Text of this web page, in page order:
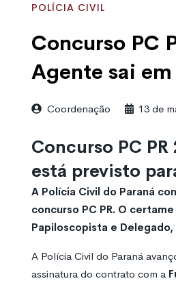
POLÍCIA CIVIL
Concurso PC
Agente sai
Coordenação 13 de
Concurso PC
está previsto
A Polícia Civil do Paraná
concurso PC PR. O
Papiloscopista e
A Polícia Civil do Paraná
assinatura do contrato com a